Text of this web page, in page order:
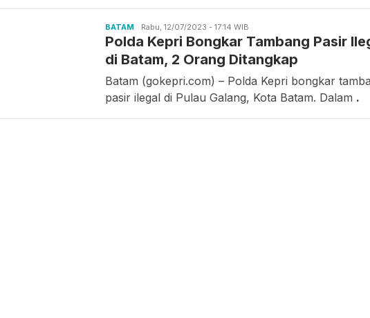
BATAM Asrul
Rahmawati
Rabu, 12/07/2023 - 17:14 WIB
Polda Kepri Bongkar Tambang Pasir
di Batam, 2 Orang Ditangkap
Batam (gokepri.com) – Polda Kepri bongkar
pasir ilegal di Pulau Galang, Kota Batam. Dalam .